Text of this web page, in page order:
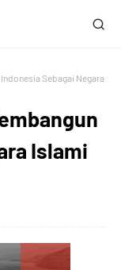
Sebagai Negara
Islami